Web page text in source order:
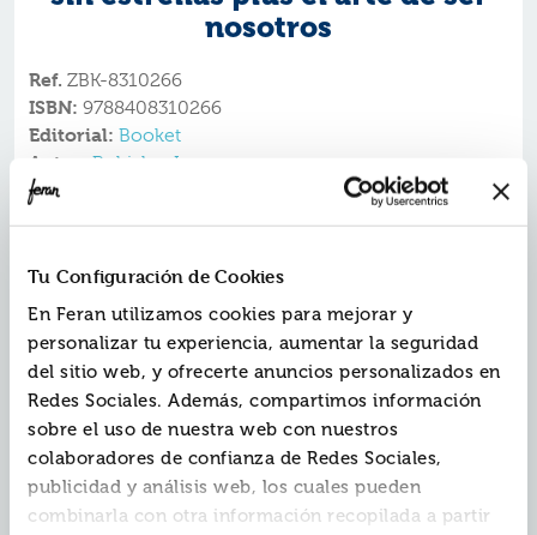
Tu Configuración de Cookies
En Feran utilizamos cookies para mejorar y
personalizar tu experiencia, aumentar la seguridad
del sitio web, y ofrecerte anuncios personalizados en
Redes Sociales. Además, compartimos información
sobre el uso de nuestra web con nuestros
colaboradores de confianza de Redes Sociales,
publicidad y análisis web, los cuales pueden
combinarla con otra información recopilada a partir
nosotros
Ref. ZBK-8310266
ISBN: 9788408310266
Editorial: Booket
Autor: Rubiales, Inma
Colección:
Pack que incluye las novelas Hasta que nos
quedemos sin estrellas y El arte de ser nosotros.
«Inma escribe palabras que se transforman en pura
emoción.» Alina Not
HASTA QUE NOS QUEDEMOS SIN
ESTRELLAS:
La historia de cómo dos astros colisionan.
«No tengo ni idea de lo que es el amor. Creo que
nunca antes lo había sentido. Lo único que tengo
claro es que, cada vez que pienso en eso, eres tú